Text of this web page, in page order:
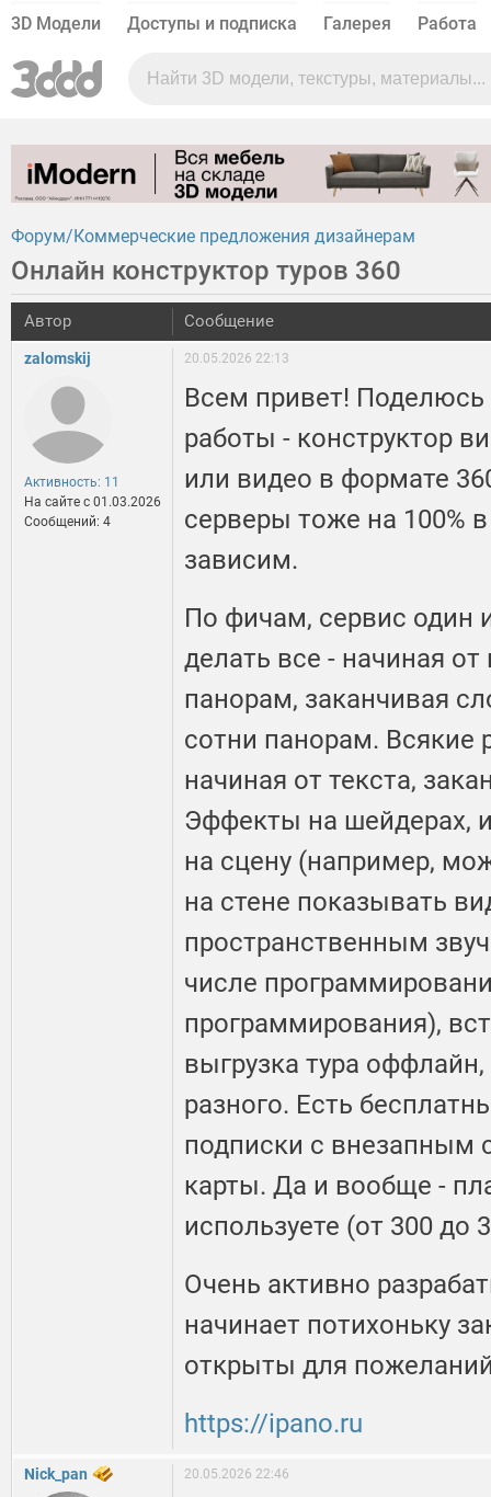
3D Модели Доступы и подписка Галерея Работа
Форум Коммерческие предложения дизайнерам
Онлайн конструктор туров 360
Автор Сообщение
zalomskij
Активность: 11
На сайте c 01.03.2026
Сообщений: 4
20.05.2026 22:13
Всем привет!
работы - конструктор
или видео в формате
серверы тоже на 100%
зависим.
По фичам, сервис один
делать все - начиная
панорам, заканчивая
сотни панорам. Всякие
начиная от текста,
Эффекты на шейдерах,
на сцену (например,
на стене показывать
пространственным
числе
программирования),
выгрузка тура
разного. Есть
подписки с внезапным
карты. Да и вообще -
используете (от 300 до
Очень активно
начинает потихоньку
открыты для
https://ipano.ru
Nick_pan 20.05.2026 22:46